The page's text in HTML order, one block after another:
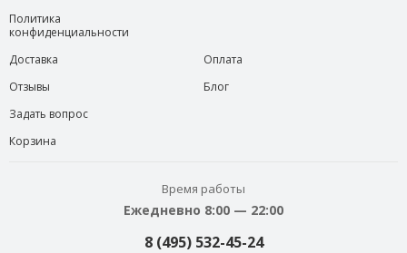
Политика
конфиденциальности
Доставка
Отзывы
Задать вопрос
Корзина
Оплата
Блог
Время работы
Ежедневно 8:00 — 22:00
8 (495) 532-45-24